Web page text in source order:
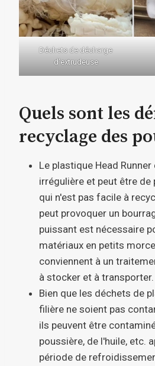
Déchets de décharge
d’extrudeuse
Quels sont les
recyclage des
Le plastique Head
irrégulière et peut être de
qui n'est pas facile à
peut provoquer un
puissant est nécessaire
matériaux en petits
conviennent à un
à stocker et à transporter.
Bien que les déchets de
filière ne soient pas
ils peuvent être
poussière, de l'huile, etc.
période de